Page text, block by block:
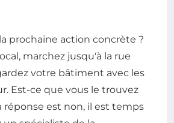
prochaine action concrète ?
marchez jusqu'à la rue
votre bâtiment avec les
Est-ce que vous le trouvez
réponse est non, il est temps